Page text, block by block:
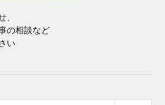
、
の相談など
い